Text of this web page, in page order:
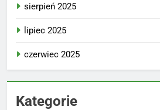
sierpień 2025
lipiec 2025
czerwiec 2025
Kategorie